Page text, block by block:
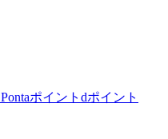
Pontaポイント dポイント